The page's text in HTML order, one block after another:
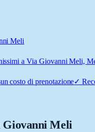
Meli
a Via Giovanni Meli,
costo di prenotazione✓
Giovanni Meli